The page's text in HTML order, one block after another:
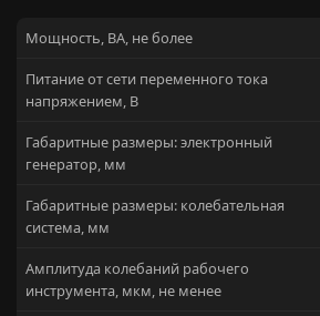
Мощность, ВА, не более
Питание от сети переменного тока
напряжением, В
Габаритные размеры: электронный
генератор, мм
Габаритные размеры: колебательная
система, мм
Амплитуда колебаний рабочего
инструмента, мкм, не менее